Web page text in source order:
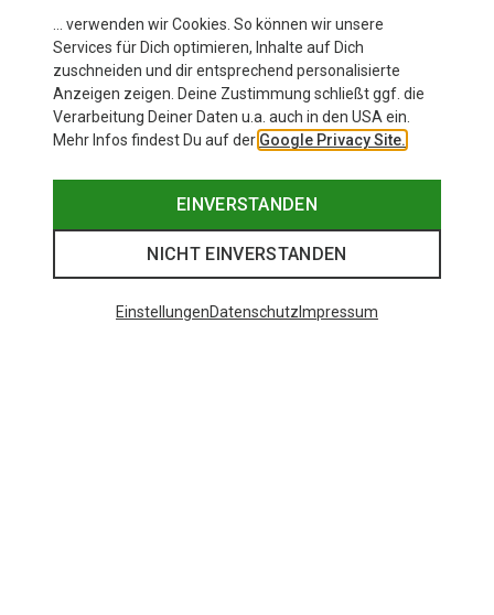
Martini Sportswear
Damen Via Capri Hose
139,95 €
… verwenden wir Cookies. So können wir unsere
Services für Dich optimieren, Inhalte auf Dich
zuschneiden und dir entsprechend personalisierte
Anzeigen zeigen. Deine Zustimmung schließt ggf. die
Verarbeitung Deiner Daten u.a. auch in den USA ein.
Mehr Infos findest Du auf der Google Privacy Site.
EINVERSTANDEN
NICHT EINVERSTANDEN
EinstellungenDatenschutz Impressum